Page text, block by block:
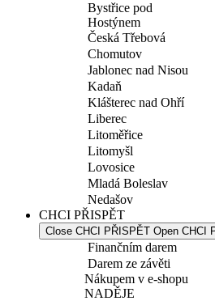
Bystřice pod
Hostýnem
Česká Třebová
Chomutov
Jablonec nad Nisou
Kadaň
Klášterec nad Ohří
Liberec
Litoměřice
Litomyšl
Lovosice
Mladá Boleslav
Nedašov
CHCI PŘISPĚT
Close CHCI PŘISPĚT Open CHCI
Finančním darem
Darem ze závěti
Nákupem v e-shopu
NADĚJE